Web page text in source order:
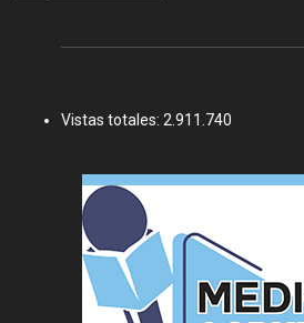
Vistas totales: 2.911.740